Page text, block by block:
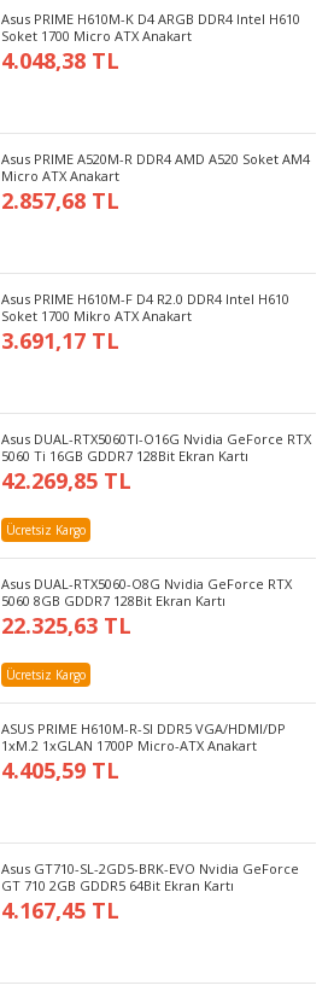
Asus PRIME H610M-K D4 ARGB DDR4 Intel H610
Soket 1700 Micro ATX Anakart
4.048,38 TL
Asus PRIME A520M-R DDR4 AMD A520 Soket AM4
Micro ATX Anakart
2.857,68 TL
Asus PRIME H610M-F D4 R2.0 DDR4 Intel H610
Soket 1700 Mikro ATX Anakart
3.691,17 TL
Asus DUAL-RTX5060TI-O16G Nvidia GeForce RTX
5060 Ti 16GB GDDR7 128Bit Ekran Kartı
42.269,85 TL
Ücretsiz Kargo
Asus DUAL-RTX5060-O8G Nvidia GeForce RTX
5060 8GB GDDR7 128Bit Ekran Kartı
22.325,63 TL
Ücretsiz Kargo
ASUS PRIME H610M-R-SI DDR5 VGA/HDMI/DP
1xM.2 1xGLAN 1700P Micro-ATX Anakart
4.405,59 TL
Asus GT710-SL-2GD5-BRK-EVO Nvidia GeForce
GT 710 2GB GDDR5 64Bit Ekran Kartı
4.167,45 TL